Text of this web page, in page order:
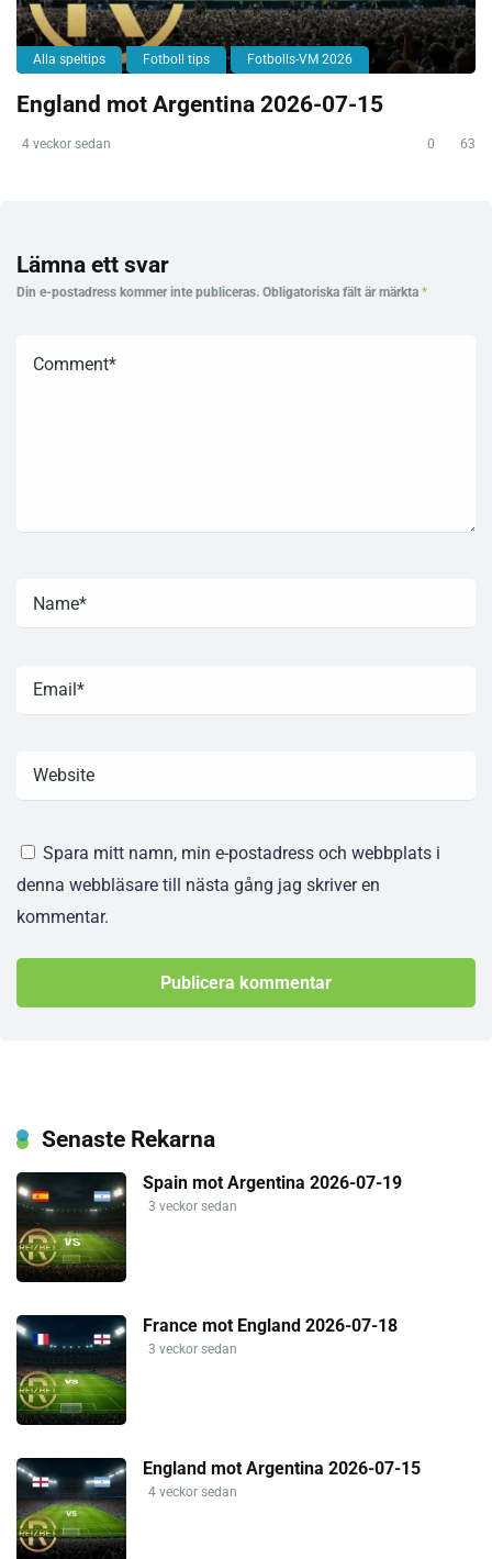
Alla speltips Fotboll tips Fotbolls-VM 2026
England mot Argentina 2026-07-15
4 veckor sedan 0 63
Lämna ett svar
Din e-postadress kommer inte publiceras. Obligatoriska fält är märkta *
Spara mitt namn, min e-postadress och webbplats i
denna webbläsare till nästa gång jag skriver en
kommentar.
Senaste Rekarna
Spain mot Argentina 2026-07-19
3 veckor sedan
France mot England 2026-07-18
3 veckor sedan
England mot Argentina 2026-07-15
4 veckor sedan